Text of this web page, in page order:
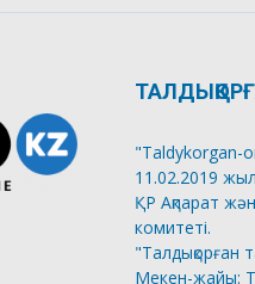
"Taldykorgan-
11.02.2019
ҚР Ақпарат
комитеті.
"Талдықорған
Мекен-жайы: